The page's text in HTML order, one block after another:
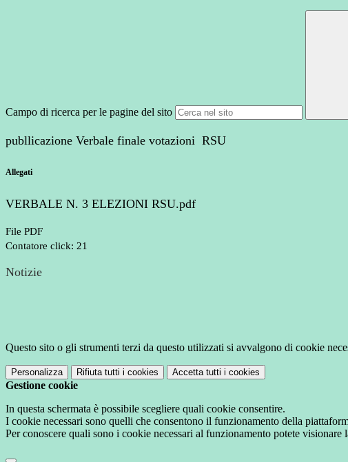
Campo di ricerca per le pagine del sito
publlicazione Verbale finale votazioni RSU
Allegati
VERBALE N. 3 ELEZIONI RSU.pdf
File PDF
Contatore click: 21
Notizie
Questo sito o gli strumenti terzi da questo utilizzati si avvalgono di cookie
Personalizza Rifiuta tutti i cookies Accetta tutti i cookies
Gestione cookie
In questa schermata è possibile scegliere quali cookie consentire.
I cookie necessari sono quelli che consentono il funzionamento della
Per conoscere quali sono i cookie necessari al funzionamento potete visionare